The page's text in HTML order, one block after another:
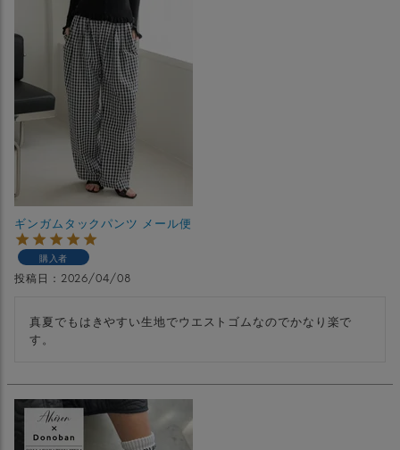
ギンガムタックパンツ メール便
購入者
投稿日 2026/04/08
真夏でもはきやすい生地でウエストゴムなのでかなり楽で
す。